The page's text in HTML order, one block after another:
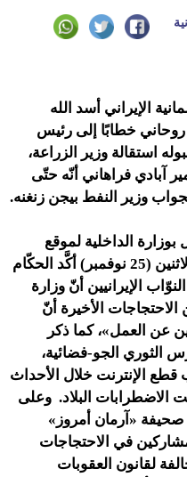
الإيراني أسد الله
خطابًا إلى رئيس
استقالة وزير الزراعة،
آبادي فراهاني أنّه حتّى
الداخلية لموقع
«إيران واير» أنّه حتى ظُهر أمس الاثنين (25 نوفمبر) أكَّد الحكّام
النوّاب الإيرانيين أنّ وزارة
الأخيرة أنّ
عن العمل»، كما ذكر
الثوري الجو-فضائية،
قطع الإنترنت خلال الأحداث
الاضطرابات البلاد. وعلى
صحيفة «آرمان أمروز»
في الاحتجاجات
لقانون العقوبات